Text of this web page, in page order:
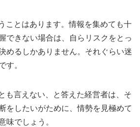
ことはあります。情報を集めても十
できない場合は、自らリスクをとっ
めるしかありません。それぐらい迷
す。
も言えない、と答えた経営者は、そ
をしたいがために、情勢を見極めて
味でしょう。